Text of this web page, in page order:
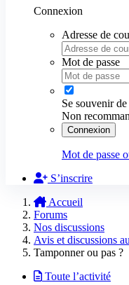
Connexion
Adresse de
Mot de passe
Se souvenir
Non
Connexion
Mot de passe
S’inscrire
Accueil
Forums
Nos discussions
Avis et discussions
Tamponner ou pas ?
Toute l’activité